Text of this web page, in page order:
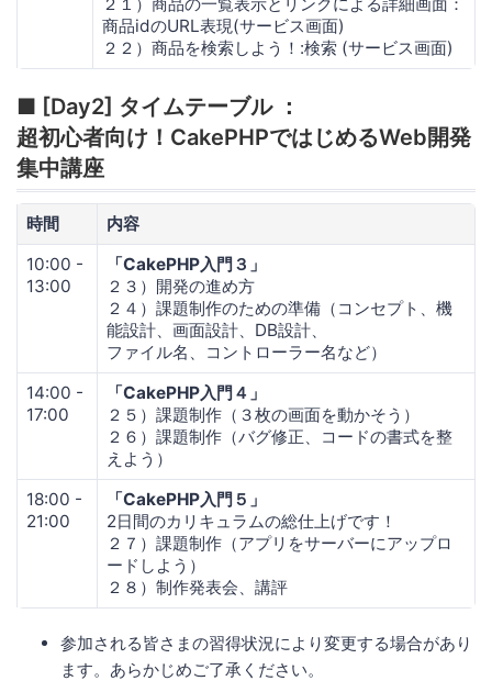
商品idのURL表現(サービス画面)
２２）商品を検索しよう！:検索 (サービス画面)
■ [Day2] タイムテーブル ：
超初心者向け！CakePHPではじめるWeb開発
集中講座
時間
内容
10:00 -
13:00
「CakePHP入門３」
２３）開発の進め方
２４）課題制作のための準備（コンセプト、機
能設計、画面設計、DB設計、
ファイル名、コントローラー名など）
14:00 -
17:00
「CakePHP入門４」
２５）課題制作（３枚の画面を動かそう）
２６）課題制作（バグ修正、コードの書式を整
えよう）
18:00 -
21:00
「CakePHP入門５」
2日間のカリキュラムの総仕上げです！
２７）課題制作（アプリをサーバーにアップロ
ードしよう）
２８）制作発表会、講評
参加される皆さまの習得状況により変更する場合があり
ます。あらかじめご了承ください。